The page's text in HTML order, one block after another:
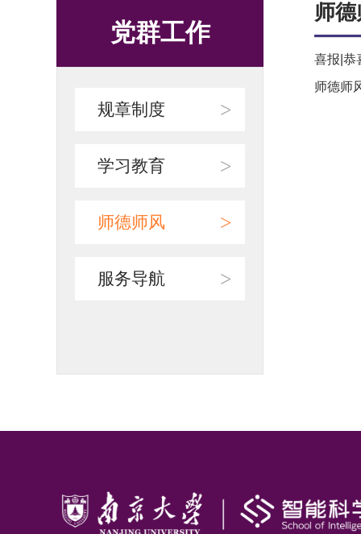
党群工作
规章制度 >
学习教育 >
师德师风 >
服务导航 >
师
喜报|恭
师德师